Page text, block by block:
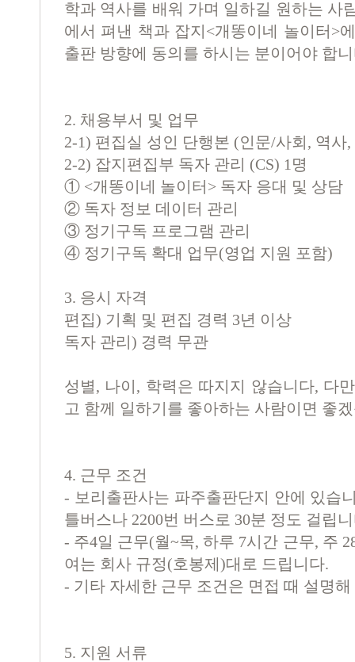
학과 역사를 배워 가며 일하길 원하는 사
에서 펴낸 책과 잡지<개똥이네 놀이터>
출판 방향에 동의를 하시는 분이어야 합
2. 채용부서 및 업무
2-1) 편집실 성인 단행본 (인문/사회, 역사
2-2) 잡지편집부 독자 관리 (CS) 1명
① <개똥이네 놀이터 > 독자 응대 및 상담
② 독자 정보 데이터 관리
③ 정기구독 프로그램 관리
④ 정기구독 확대 업무(영업 지원 포함)
3. 응시 자격
편집) 기획 및 편집 경력 3년 이상
독자 관리) 경력 무관
성별, 나이, 학력은 따지지 않습니다, 다
고 함께 일하기를 좋아하는 사람이면 좋
4. 근무 조건
- 보리출판사는 파주출판단지 안에 있습
틀버스나 2200번 버스로 30분 정도 걸립
- 주4일 근무(월~목, 하루 7시간 근무, 주
여는 회사 규정(호봉제)대로 드립니다.
- 기타 자세한 근무 조건은 면접 때 설명
5. 지원 서류